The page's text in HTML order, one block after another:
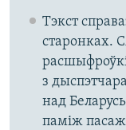
Тэкст
старонках.
з
над
паміж